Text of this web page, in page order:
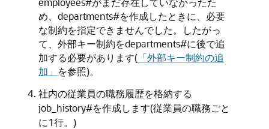
め、departments#を作成したときに、必要
な制約を指定できませんでした。したがっ
て、外部キー制約をdepartments#に後で追
加する必要があります( 「外部キー制約の追
加」 を参照)。
社内の従業員の職務履歴を格納する
job_history#を作成します(従業員の職務ごと
に1行。)